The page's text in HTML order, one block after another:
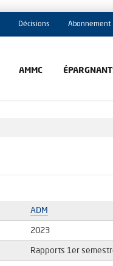
Décisions Abonnement
AMMC
ADM
2023
Rapports 1er